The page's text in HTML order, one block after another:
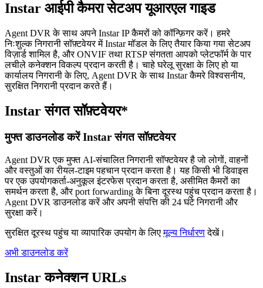
Instar आईपी कैमरा सेटअप यूआरएल गाइड
Agent DVR के साथ अपने Instar IP कैमरों को कॉन्फ़िगर करें। हमरे
निःशुल्क निगरानी सॉफ़्टवेयर में Instar मॉडल के लिए तैयार किया गया सेटअप
विज़ार्ड शामिल है, और ONVIF तथा RTSP संगतता आपको प्लेटफॉर्म के पार
लचीले कनेक्शन विकल्प प्रदान करती है। चाहे घरेलू सुरक्षा के लिए हो या
कार्यालय निगरानी के लिए, Agent DVR के साथ Instar कैमरे विश्वसनीय,
सुरक्षित निगरानी प्रदान करते हैं।
Instar संगत सॉफ़्टवेयर*
मुफ्त डाउनलोड करें Instar संगत सॉफ़्टवेयर
Agent DVR एक मुफ्त AI-संचालित निगरानी सॉफ्टवेयर है जो लोगों, वाहनों
और वस्तुओं का रीयल-टाइम पहचान प्रदान करता है। यह किसी भी डिवाइस
पर एक उपयोगकर्ता-अनुकूल इंटरफेस प्रदान करता है, असीमित कैमरों का
समर्थन करता है, और port forwarding के बिना दूरस्थ पहुंच प्रदान करता है।
Agent DVR डाउनलोड करें और अपनी संपत्ति की 24 घंटे निगरानी और
सुरक्षा करें।
सुरक्षित दूरस्थ पहुंच या व्यापारिक उपयोग के लिएमूल्य निर्धारणदेखें।
अभी डाउनलोड करें
Instar कनेक्शन URLs